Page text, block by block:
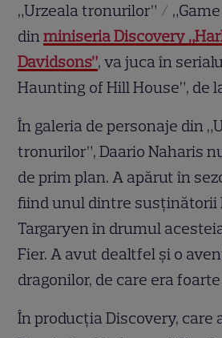
„Urzeala tronurilor” /
dinminiseria Discovery
Davidsons”, va juca în
Haunting of Hill House”, de
În galeria de personaje din
tronurilor”, Daario Naharis
de prim plan. A apărut în
fiind unul dintre susținătorii
Targaryen în drumul
Fier. A avut dealtfel și o
dragonilor, de care era
În producția Discovery, care